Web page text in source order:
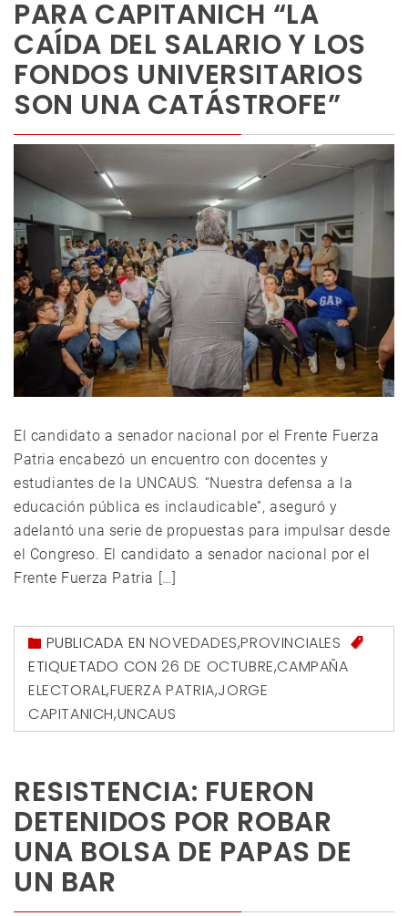
PARA CAPITANICH “LA
CAÍDA DEL SALARIO Y LOS
FONDOS UNIVERSITARIOS
SON UNA CATÁSTROFE”
El candidato a senador nacional por el Frente Fuerza
Patria encabezó un encuentro con docentes y
estudiantes de la UNCAUS. “Nuestra defensa a la
educación pública es inclaudicable”, aseguró y
adelantó una serie de propuestas para impulsar desde
el Congreso. El candidato a senador nacional por el
Frente Fuerza Patria […]
PUBLICADA ENNOVEDADES,PROVINCIALES
ETIQUETADO CON 26 DE OCTUBRE,CAMPAÑA
ELECTORAL,FUERZA PATRIA,JORGE
CAPITANICH,UNCAUS
RESISTENCIA: FUERON
DETENIDOS POR ROBAR
UNA BOLSA DE PAPAS DE
UN BAR